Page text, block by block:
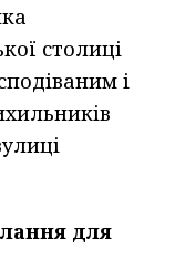
столиці
і
для